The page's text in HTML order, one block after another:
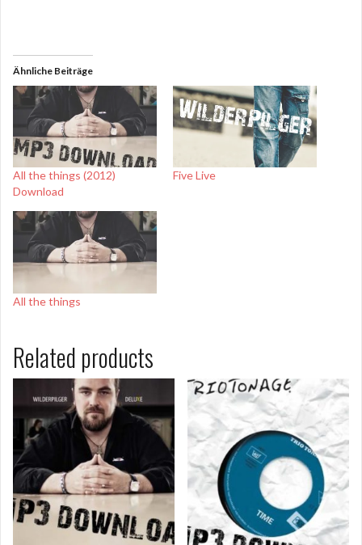
Ähnliche Beiträge
All the things (2012)
Download
Five Live
All the things
Related products